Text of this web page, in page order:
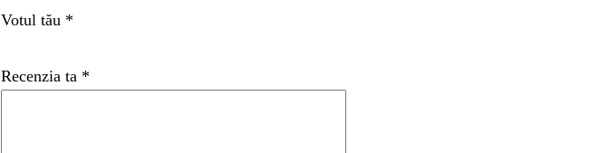
Votul tău *
Recenzia ta *